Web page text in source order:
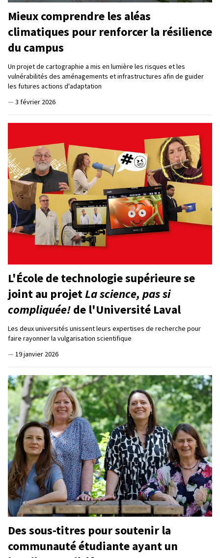
Mieux comprendre les aléas
climatiques pour renforcer la résilience
du campus
Un projet de cartographie a mis en lumière les risques et les
vulnérabilités des aménagements et infrastructures afin de guider
les futures actions d'adaptation
— 3 février 2026
L'École de technologie supérieure se
joint au projetLa science, pas si
compliquée!de l'Université Laval
Les deux universités unissent leurs expertises de recherche pour
faire rayonner la vulgarisation scientifique
— 19 janvier 2026
Des sous-titres pour soutenir la
communauté étudiante ayant un